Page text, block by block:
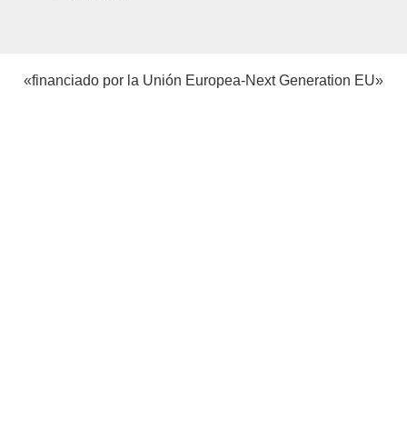
«financiado por la Unión Europea-Next Generation EU»